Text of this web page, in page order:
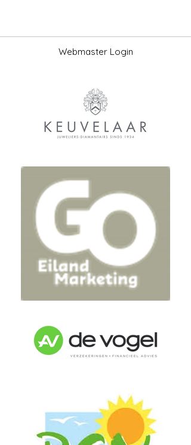
Webmaster Login